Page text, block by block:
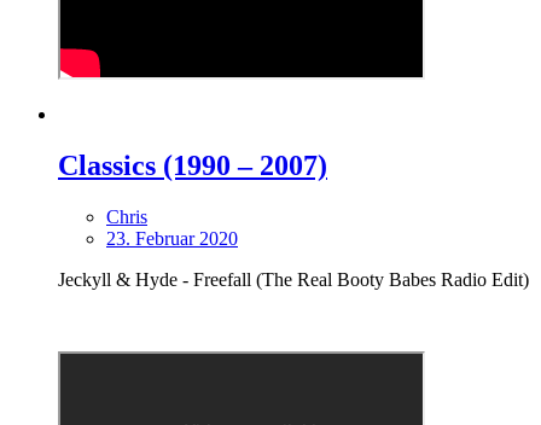
Classics (1990 – 2007)
Chris
23. Februar 2020
Jeckyll & Hyde - Freefall (The Real Booty Babes Radio Edit)